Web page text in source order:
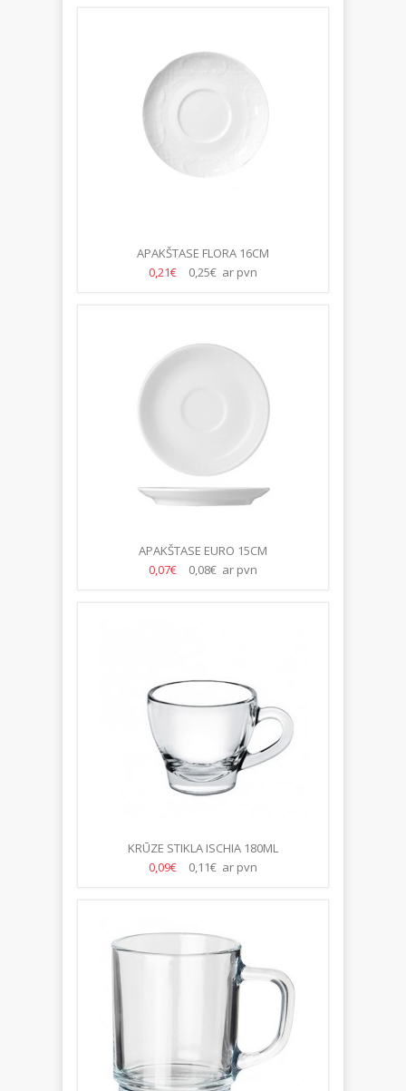
APAKŠTASE FLORA 16CM
0,21€
0,25€ ar pvn
APAKŠTASE EURO 15CM
0,07€
0,08€ ar pvn
KRŪZE STIKLA ISCHIA 180ML
0,09€
0,11€ ar pvn